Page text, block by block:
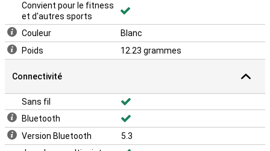
Convient pour le fitness
et d'autres sports
Couleur
Blanc
Poids
12.23 grammes
Connectivité
Sans fil
Bluetooth
Version Bluetooth
5.3